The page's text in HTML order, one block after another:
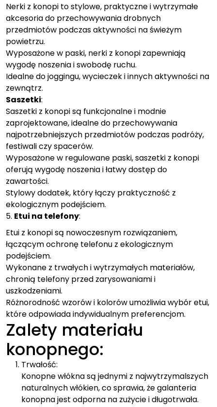
Nerki z konopi to stylowe, praktyczne i wytrzymałe
akcesoria do przechowywania drobnych
przedmiotów podczas aktywności na świeżym
powietrzu.
Wyposażone w paski, nerki z konopi zapewniają
wygodę noszenia i swobodę ruchu.
Idealne do joggingu, wycieczek i innych aktywności na
zewnątrz.
Saszetki:
Saszetki z konopi są funkcjonalne i modnie
zaprojektowane, idealne do przechowywania
najpotrzebniejszych przedmiotów podczas podróży,
festiwali czy spacerów.
Wyposażone w regulowane paski, saszetki z konopi
oferują wygodę noszenia i łatwy dostęp do
zawartości.
Stylowy dodatek, który łączy praktyczność z
ekologicznym podejściem.
5. Etui na telefony:
Etui z konopi są nowoczesnym rozwiązaniem,
łączącym ochronę telefonu z ekologicznym
podejściem.
Wykonane z trwałych i wytrzymałych materiałów,
chronią telefony przed zarysowaniami i
uszkodzeniami.
Różnorodność wzorów i kolorów umożliwia wybór etui,
które odpowiada indywidualnym preferencjom.
Zalety materiału
konopnego:
Trwałość:
Konopne włókna są jednymi z najwytrzymalszych
naturalnych włókien, co sprawia, że galanteria
konopna jest odporna na zużycie i długotrwała.